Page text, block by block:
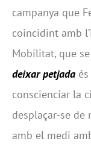
campanya que
coincidint amb
Mobilitat, que
deixar petjada
conscienciar la
desplaçar-se de
amb el medi